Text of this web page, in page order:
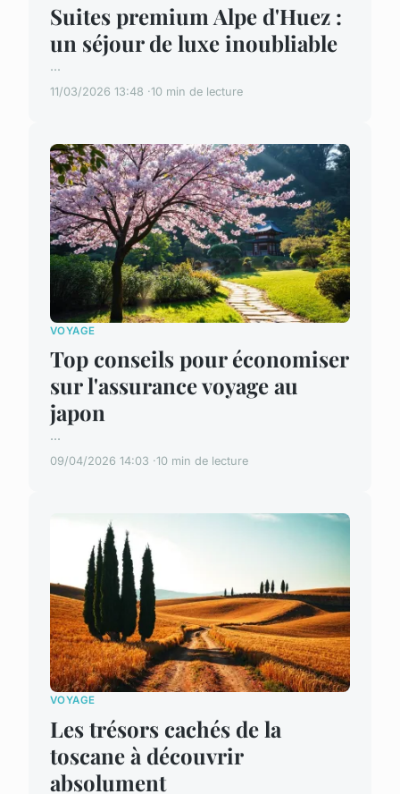
Suites premium Alpe d'Huez :
un séjour de luxe inoubliable
...
11/03/2026 13:48 10 min de lecture
VOYAGE
Top conseils pour économiser
sur l'assurance voyage au
japon
...
09/04/2026 14:03 10 min de lecture
VOYAGE
Les trésors cachés de la
toscane à découvrir
absolument